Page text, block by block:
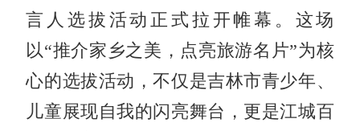
言人选拔活动正式拉开帷幕。这场
以“推介家乡之美，点亮旅游名片”为核
心的选拔活动，不仅是吉林市青少年、
儿童展现自我的闪亮舞台，更是江城百